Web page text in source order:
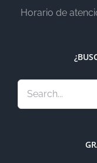
Horario de